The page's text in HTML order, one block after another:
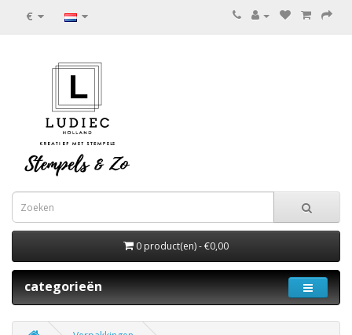
€
0 product(en) - €0,00
categorieën